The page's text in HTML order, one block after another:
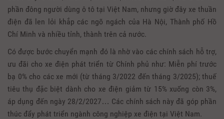
phần đông người dùng ô tô tại Việt Nam, nhưng giờ đây xe thuần
điện đã len lỏi khắp các ngõ ngách của Hà Nội, Thành phố Hồ
Chí Minh và nhiều tỉnh, thành trên cả nước.
Có được bước chuyển mạnh đó là nhờ vào các chính sách hỗ trợ,
ưu đãi cho xe điện phát triển từ Chính phủ như: Miễn phí trước
bạ 0% cho các xe mới (từ tháng 3/2022 đến tháng 3/2025); thuế
tiêu thụ đặc biệt dành cho xe điện giảm từ 15% xuống còn 3%,
áp dụng đến ngày 28/2/2027… Các chính sách này đã góp phần
thúc đẩy phát triển ngành công nghiệp xe điện tại Việt Nam.